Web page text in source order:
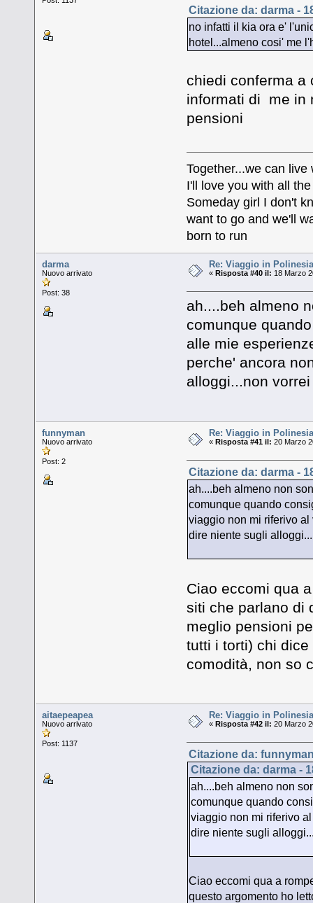
Citazione da: darma -
no infatti il kia ora e'
hotel...almeno cosi' me
chiedi conferma a
informati di me in
pensioni
Together...we can live
I'll love you with all
Someday girl I don't
want to go and we'll
born to run
darma
Nuovo arrivato
Post: 38
Re: Viaggio in
«Risposta #40 il: 18 Marzo
ah....beh almeno
comunque
alle mie
perche' ancora
alloggi...non
funnyman
Nuovo arrivato
Post: 2
Re: Viaggio in
«Risposta #41 il: 20 Marzo
Citazione da: darma -
ah....beh almeno non
comunque quando
viaggio non mi riferivo
dire niente sugli
Ciao eccomi qua
siti che parlano di
meglio pensioni
tutti i torti) chi
comodità, non so
aitaepeapea
Nuovo arrivato
Post: 1137
Re: Viaggio in
«Risposta #42 il: 20 Marzo
Citazione da:
Citazione da: darma -
ah....beh almeno non
comunque quando
viaggio non mi riferivo
dire niente sugli
Ciao eccomi qua a
questo argomento ho